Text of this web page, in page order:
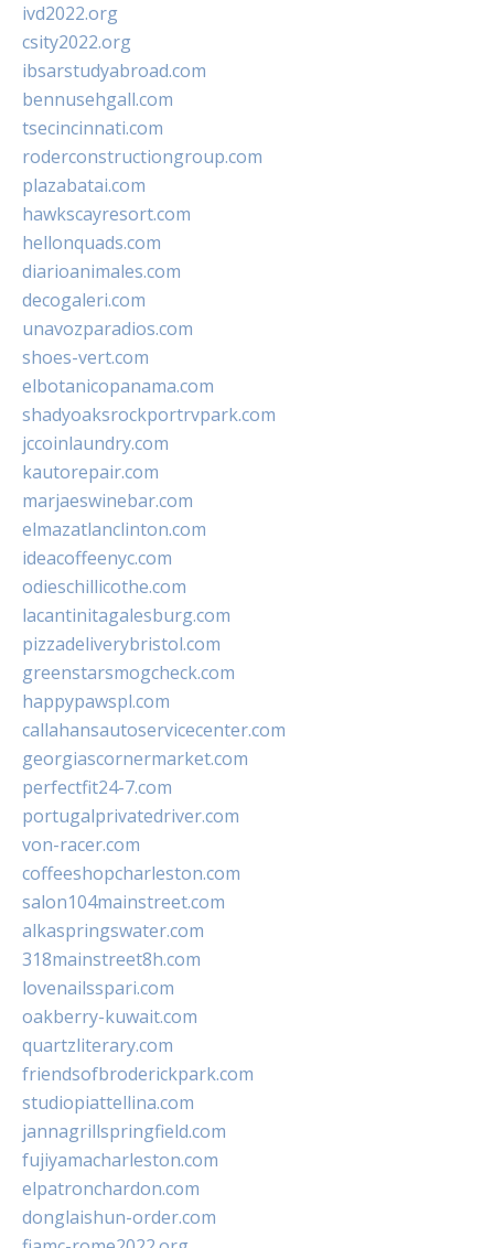
ivd2022.org
csity2022.org
ibsarstudyabroad.com
bennusehgall.com
tsecincinnati.com
roderconstructiongroup.com
plazabatai.com
hawkscayresort.com
hellonquads.com
diarioanimales.com
decogaleri.com
unavozparadios.com
shoes-vert.com
elbotanicopanama.com
shadyoaksrockportrvpark.com
jccoinlaundry.com
kautorepair.com
marjaeswinebar.com
elmazatlanclinton.com
ideacoffeenyc.com
odieschillicothe.com
lacantinitagalesburg.com
pizzadeliverybristol.com
greenstarsmogcheck.com
happypawspl.com
callahansautoservicecenter.com
georgiascornermarket.com
perfectfit24-7.com
portugalprivatedriver.com
von-racer.com
coffeeshopcharleston.com
salon104mainstreet.com
alkaspringswater.com
318mainstreet8h.com
lovenailsspari.com
oakberry-kuwait.com
quartzliterary.com
friendsofbroderickpark.com
studiopiattellina.com
jannagrillspringfield.com
fujiyamacharleston.com
elpatronchardon.com
donglaishun-order.com